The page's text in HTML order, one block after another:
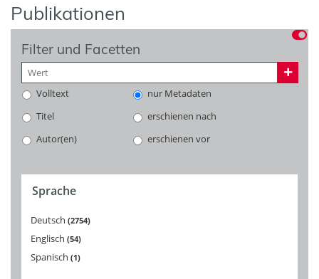
Publikationen
Filter und Facetten
Volltext
nur Metadaten
Titel
erschienen nach
Autor(en)
erschienen vor
Sprache
Deutsch 2754
Englisch 54
Spanisch 1